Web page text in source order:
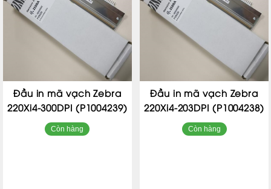
Đầu in mã vạch Zebra
220Xi4-300DPI (P1004239)
Còn hàng
Đầu in mã vạch Zebra
220Xi4-203DPI (P1004238)
Còn hàng